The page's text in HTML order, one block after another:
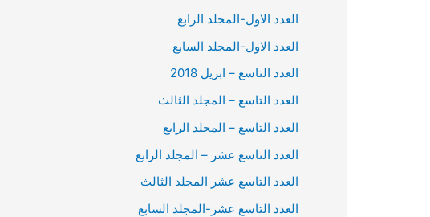
العدد الاول-المجلد الرابع
العدد الاول-المجلد السابع
العدد التاسع – ابريل 2018
العدد التاسع – المجلد الثالث
العدد التاسع – المجلد الرابع
العدد التاسع عشر – المجلد الرابع
العدد التاسع عشر المجلد الثالث
العدد التاسع عشر-المجلد السابع